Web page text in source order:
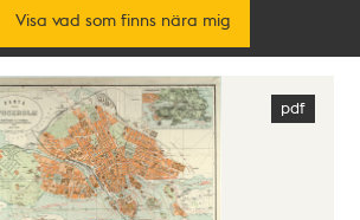
Visa vad som finns nära mig